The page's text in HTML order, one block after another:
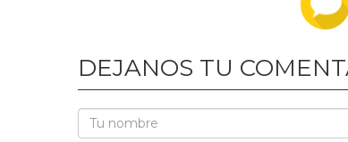
DEJANOS TU